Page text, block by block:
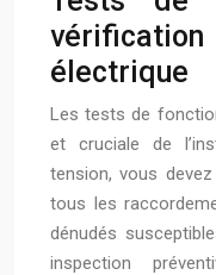
électrique
Les tests de
et cruciale de
tension, vous
tous les
dénudés
inspection